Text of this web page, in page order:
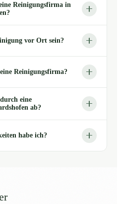
Reinigungsfirma in
vor Ort sein?
Reinigungsfirma?
eine
ab?
habe ich?